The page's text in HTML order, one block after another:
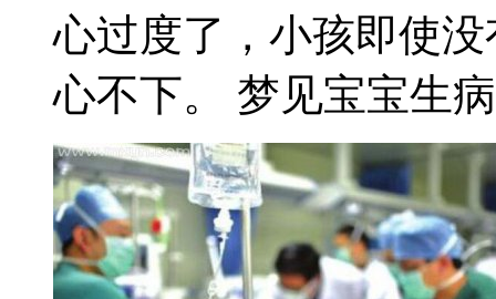
心过度了，小孩即使
心不下。 梦见宝宝生